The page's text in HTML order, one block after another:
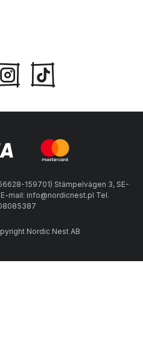
159701) Stämpelvägen 3, SE-
mail: info@nordicnest.pl Tel.
Nordic Nest AB